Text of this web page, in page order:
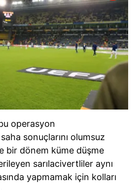
operasyon
sonuçlarını olumsuz
bir dönem küme düşme
sarılacivertliler aynı
yapmamak için kolları